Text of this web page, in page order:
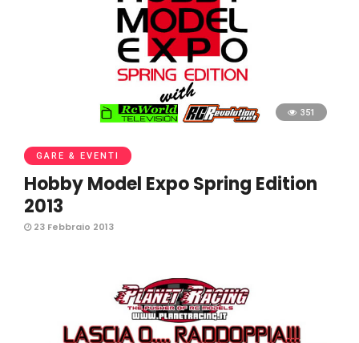
351
GARE & EVENTI
Hobby Model Expo Spring Edition
2013
23 Febbraio 2013